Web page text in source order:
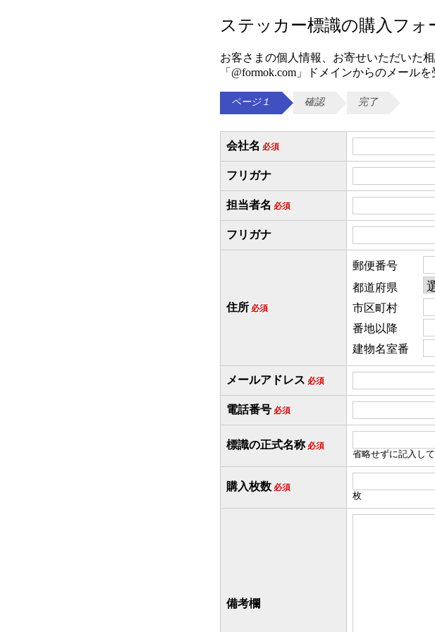
ステッカー標識の購入フォ
お客さまの個人情報、お寄せいただいた
「@formok.com」ドメインからのメール
ページ１ 確認 完了
会社名 必須
フリガナ
担当者名 必須
フリガナ
住所 必須
郵便番号
都道府県
市区町村
番地以降
建物名室番
メールアドレス 必須
電話番号 必須
標識の正式名称 必須
省略せずに記入し
購入枚数 必須
枚
備考欄